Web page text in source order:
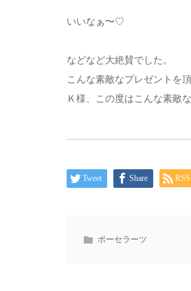
いいなぁ〜♡
などなど大絶賛でした。
こんな素敵なプレゼントを
Ｋ様、この度はこんな素敵
Tweet Share RSS
ポーセラーツ